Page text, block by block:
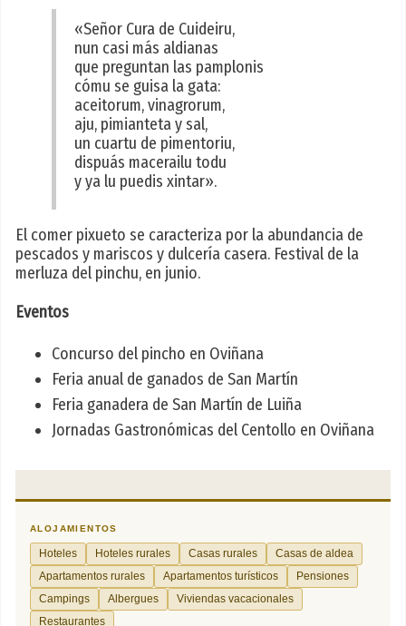
«Señor Cura de Cuideiru,
nun casi más aldianas
que preguntan las pamplonis
cómu se guisa la gata:
aceitorum, vinagrorum,
aju, pimianteta y sal,
un cuartu de pimentoriu,
dispuás macerailu todu
y ya lu puedis xintar».
El comer pixueto se caracteriza por la abundancia de
pescados y mariscos y dulcería casera. Festival de la
merluza del pinchu, en junio.
Eventos
Concurso del pincho en Oviñana
Feria anual de ganados de San Martín
Feria ganadera de San Martín de Luiña
Jornadas Gastronómicas del Centollo en Oviñana